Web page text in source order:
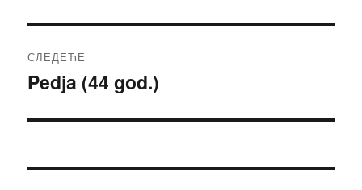
СЛЕДЕЋЕ
Следећи
Pedja (44 god.)